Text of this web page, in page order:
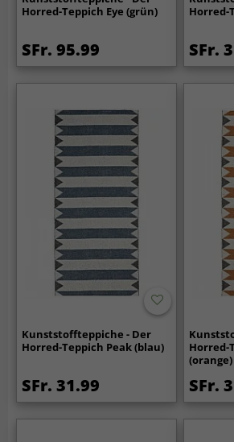
Horred-Teppich Eye (grün)
SFr. 95.99
Horred-
SFr.
Kunststoffteppiche - Der
Horred-Teppich Peak (blau)
SFr. 31.99
Horred-
(orange)
SFr.